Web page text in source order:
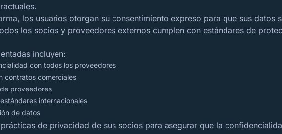
los usuarios otorgan su consentimiento expreso para que sus datos
los socios y proveedores externos cumplen con estándares de
incluyen:
con todos los proveedores
contratos comerciales
proveedores
internacionales
de datos
de privacidad de sus socios para asegurar que la